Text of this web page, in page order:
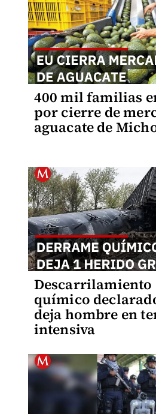
400 mil familias
por cierre de
aguacate de
Descarrilamiento
químico
deja hombre en
intensiva